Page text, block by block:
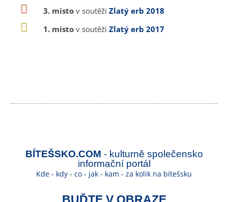
3. místo v soutěži Zlatý erb 2018
1. místo v soutěži Zlatý erb 2017
BÍTEŠSKO.COM - kulturně společensko
informační portál
Kde - kdy - co - jak - kam - za kolik na bítešsku